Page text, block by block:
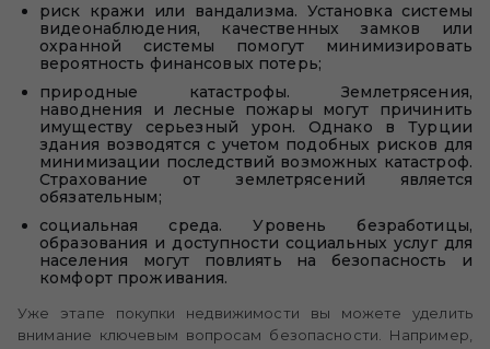
риск кражи или вандализма. Установка системы
видеонаблюдения, качественных замков или
охранной системы помогут минимизировать
вероятность финансовых потерь;
природные катастрофы. Землетрясения,
наводнения и лесные пожары могут причинить
имуществу серьезный урон. Однако в Турции
здания возводятся с учетом подобных рисков для
минимизации последствий возможных катастроф.
Страхование от землетрясений является
обязательным;
социальная среда. Уровень безработицы,
образования и доступности социальных услуг для
населения могут повлиять на безопасность и
комфорт проживания.
Уже этапе покупки недвижимости вы можете уделить
внимание ключевым вопросам безопасности. Например,